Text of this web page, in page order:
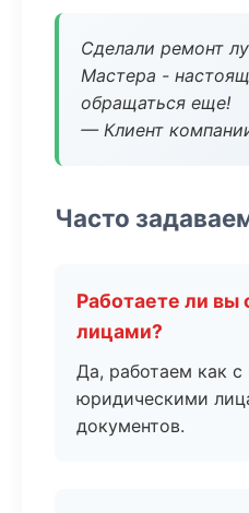
Сделали ремонт
Мастера -
обращаться еще!
— Клиент
Часто
Работаете ли
лицами?
Да, работаем как
юридическими
документов.